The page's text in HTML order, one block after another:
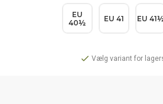
EU
40½
EU 41 EU
Vælg variant for